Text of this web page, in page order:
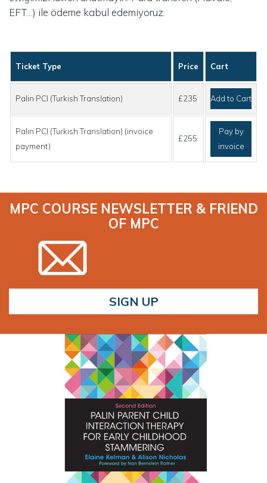
EFT…) ile ödeme kabul edemiyoruz.
Ticket Type Price Cart
Palin PCI (Turkish Translation) £235 Add to Cart
Palin PCI (Turkish Translation) (invoice
payment)
£255
Pay by
invoice
MPC COURSE NEWSLETTER & FRIEND
OF MPC
SIGN UP